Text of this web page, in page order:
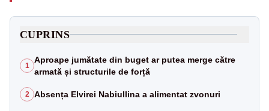
CUPRINS
1
Aproape jumătate din buget ar putea merge către
armată și structurile de forță
2 Absența Elvirei Nabiullina a alimentat zvonuri